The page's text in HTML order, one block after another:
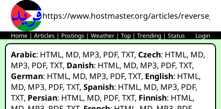
https://www.hostmaster.org/articles/
Home |Articles | Postings |Weather |Top |Trending |Status Login
Arabic: HTML, MD, MP3, PDF,TXT,Czech: HTML, MD,
MP3, PDF,TXT, Danish: HTML, MD, MP3, PDF,TXT,
German: HTML, MD, MP3, PDF,TXT, English: HTML,
MD, MP3, PDF,TXT,Spanish: HTML, MD, MP3, PDF,
TXT, Persian: HTML, MD, PDF,TXT, Finnish: HTML,